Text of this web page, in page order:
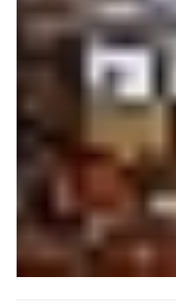
des représentants
projet de loi de